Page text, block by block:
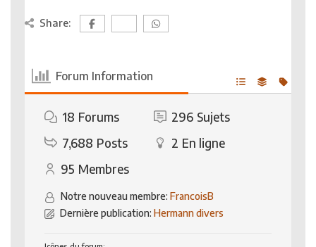
Share:
Forum Information
18 Forums 296 Sujets
7,688 Posts 2 En ligne
95 Membres
Notre nouveau membre: FrancoisB
Dernière publication: Hermann divers